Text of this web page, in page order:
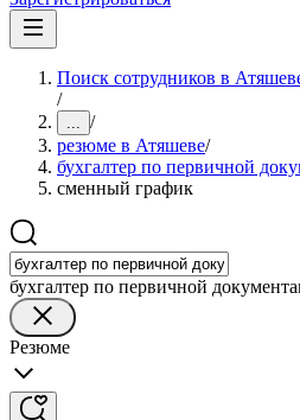
Поиск сотрудников в
/
... /
резюме в Атяшеве/
бухгалтер по первичной
сменный график
бухгалтер по первичной
Резюме